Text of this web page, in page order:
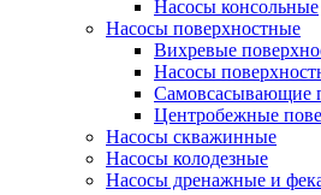
Насосы консольные
Насосы поверхностные
Вихревые
Насосы
Самовсасывающие
Центробежные
Насосы скважинные
Насосы колодезные
Насосы дренажные и